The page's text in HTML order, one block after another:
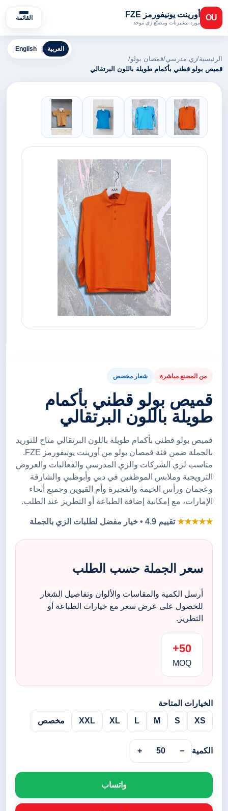
OU أورينت يونيفورمز FZE
مورد تيشيرتات ومصنّع زي موحد
القائمة
English العربية
الرئيسية/زي مدرسي/قمصان بولو/
قميص بولو قطني بأكمام طويلة باللون البرتقالي
من المصنع مباشرة شعار مخصص
قميص بولو قطني بأكمام
طويلة باللون البرتقالي
قميص بولو قطني بأكمام طويلة باللون البرتقالي متاح للتوريد
بالجملة ضمن فئة قمصان بولو من أورينت يونيفورمز FZE.
مناسب لزي الشركات والزي المدرسي والفعاليات والعروض
الترويجية وملابس الموظفين في دبي وأبوظبي والشارقة
وعجمان ورأس الخيمة والفجيرة وأم القيوين وجميع أنحاء
الإمارات، مع إمكانية إضافة الطباعة أو التطريز عند الطلب.
★★★★★تقييم 4.9 • خيار مفضل لطلبات الزي بالجملة
سعر الجملة حسب الطلب
أرسل الكمية والمقاسات والألوان وتفاصيل الشعار
للحصول على عرض سعر مع خيارات الطباعة أو
التطريز.
50+
MOQ
الخيارات المتاحة
XS
S
M
L
XL
XXL مخصص
الكمية −
50
+
واتساب